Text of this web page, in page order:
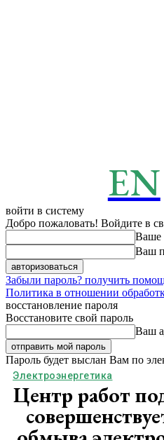
EN
войти в систему
Добро пожаловать! Войдите в
Ваше
Ваш
Забыли пароль? получить
Политика в отношении
восстановление пароля
Восстановите свой пароль
Ваш
Пароль будет выслан Вам по
Электроэнергетика
Центр работ